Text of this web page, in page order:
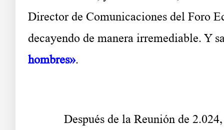
Director de Comunicaciones del Foro
decayendo de manera irremediable. Y
hombres».
Después de la Reunión de 2.024,